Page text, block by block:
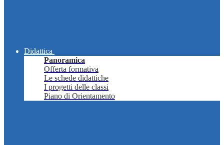
Didattica
Panoramica
Offerta formativa
Le schede didattiche
I progetti delle classi
Piano di Orientamento